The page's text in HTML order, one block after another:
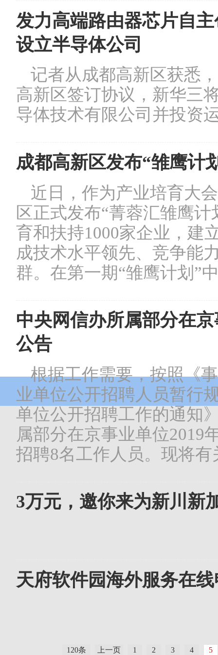
发力高端路由器芯片自
设立半导体公司
记者从成都高新区获悉
高新区签订协议，新华三
导体技术有限公司并投
成都高新区发布“雏鹰计
近日，作为产业培育大
区正式发布“菁蓉汇雏鹰
育和扶持1000家企业，建
成技术水平领先、竞争能
群。在第一期“雏鹰计划”
中央网信办所属部分在
公告
根据工作需要，按照《
业单位公开招聘人员暂行
单位公开招聘工作的通知
属部分在京事业单位2019
招聘8名工作人员。现将
3万元，邀你来为新川新
天府软件园海外服务在
120条 上一页 1 2 3 4 5